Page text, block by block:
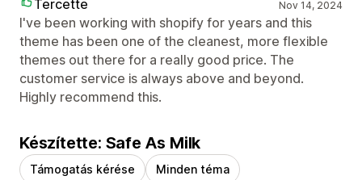
Tercette
Nov 14, 2024
I've been working with shopify for years and this
theme has been one of the cleanest, more flexible
themes out there for a really good price. The
customer service is always above and beyond.
Highly recommend this.
Készítette: Safe As Milk
Támogatás kérése Minden téma